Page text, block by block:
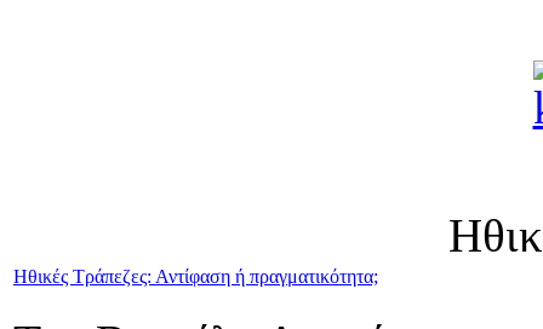
Ηθικές Τράπεζες: Αντίφαση ή πραγματικότητα;